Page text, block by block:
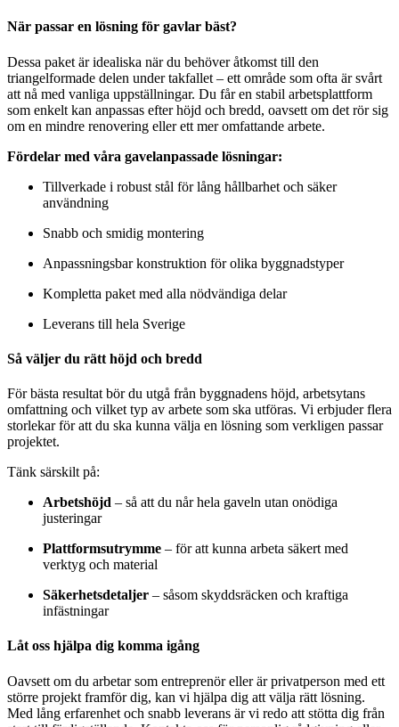
När passar en lösning för gavlar bäst?
Dessa paket är idealiska när du behöver åtkomst till den
triangelformade delen under takfallet – ett område som ofta är svårt
att nå med vanliga uppställningar. Du får en stabil arbetsplattform
som enkelt kan anpassas efter höjd och bredd, oavsett om det rör sig
om en mindre renovering eller ett mer omfattande arbete.
Fördelar med våra gavelanpassade lösningar:
Tillverkade i robust stål för lång hållbarhet och säker
användning
Snabb och smidig montering
Anpassningsbar konstruktion för olika byggnadstyper
Kompletta paket med alla nödvändiga delar
Leverans till hela Sverige
Så väljer du rätt höjd och bredd
För bästa resultat bör du utgå från byggnadens höjd, arbetsytans
omfattning och vilket typ av arbete som ska utföras. Vi erbjuder flera
storlekar för att du ska kunna välja en lösning som verkligen passar
projektet.
Tänk särskilt på:
Arbetshöjd – så att du når hela gaveln utan onödiga
justeringar
Plattformsutrymme – för att kunna arbeta säkert med
verktyg och material
Säkerhetsdetaljer – såsom skyddsräcken och kraftiga
infästningar
Låt oss hjälpa dig komma igång
Oavsett om du arbetar som entreprenör eller är privatperson med ett
större projekt framför dig, kan vi hjälpa dig att välja rätt lösning.
Med lång erfarenhet och snabb leverans är vi redo att stötta dig från